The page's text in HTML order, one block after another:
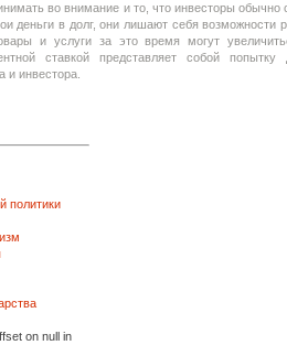
во внимание и то, что инвесторы обычно
деньги в долг, они лишают себя возможности
и услуги за это время могут
ставкой представляет собой попытку
и инвестора.
политики
on null in